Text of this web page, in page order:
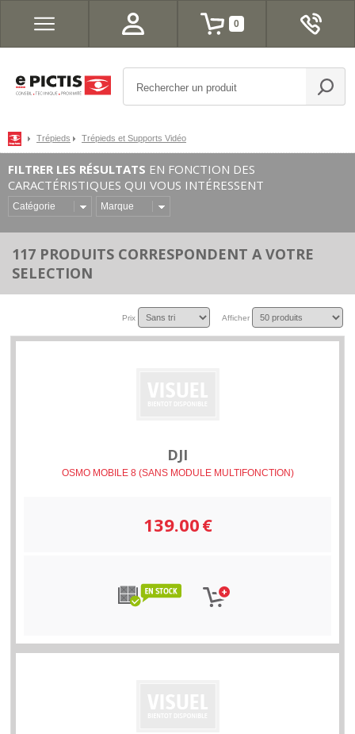
0
Trépieds Trépieds et Supports Vidéo
FILTRER LES RÉSULTATS EN FONCTION DES
CARACTÉRISTIQUES QUI VOUS INTÉRESSENT
Catégorie Marque
117 PRODUITS CORRESPONDENT A VOTRE
SELECTION
Afficher
Prix
DJI
OSMO MOBILE 8 (SANS MODULE MULTIFONCTION)
139.00€